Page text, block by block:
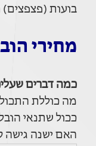
בועות (פצפצים)
מחירי הובלת
כמה דברים
מה כוללת
ככול שתנאי
האם ישנה גישה